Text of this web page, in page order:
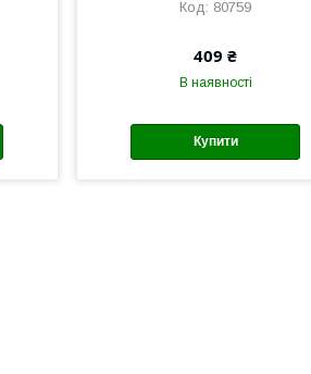
80759
409 ₴
В наявності
Купити